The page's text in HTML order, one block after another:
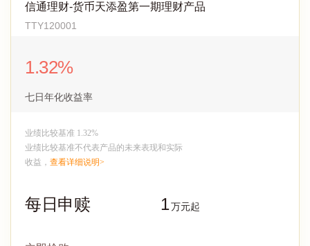
信通理财-货币天添盈第一期理财产品
TTY120001
1.32%
七日年化收益率
业绩比较基准 1.32%
业绩比较基准不代表产品的未来表现和实际
收益， 查看详细说明>
每日申赎 1万元起